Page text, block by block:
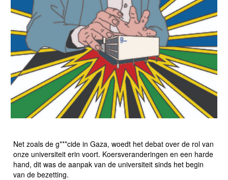
Net zoals de g***cide in Gaza, woedt het debat over de rol van
onze universiteit erin voort. Koersveranderingen en een harde
hand, dit was de aanpak van de universiteit sinds het begin
van de bezetting.